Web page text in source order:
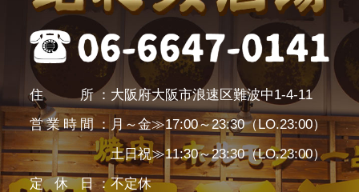
住所
大阪府大阪市浪速区難波中1-4-11
営業時間
月～金≫17:00～23:30（LO.23:00）
土日祝≫11:30～23:30（LO.23:00）
定休日
不定休